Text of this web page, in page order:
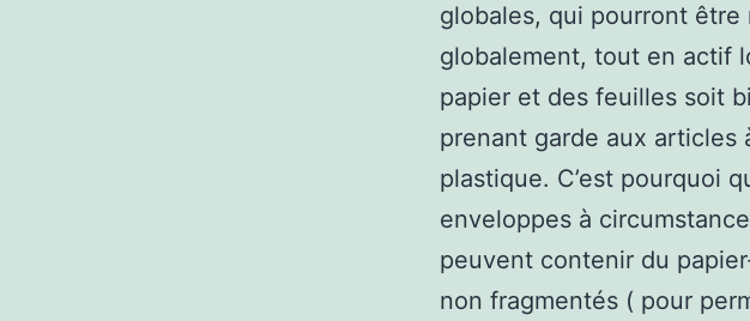
globales, qui pourront
globalement, tout en actif
papier et des feuilles soit
prenant garde aux
plastique. C’est pourquoi
enveloppes à
peuvent contenir du
non fragmentés ( pour